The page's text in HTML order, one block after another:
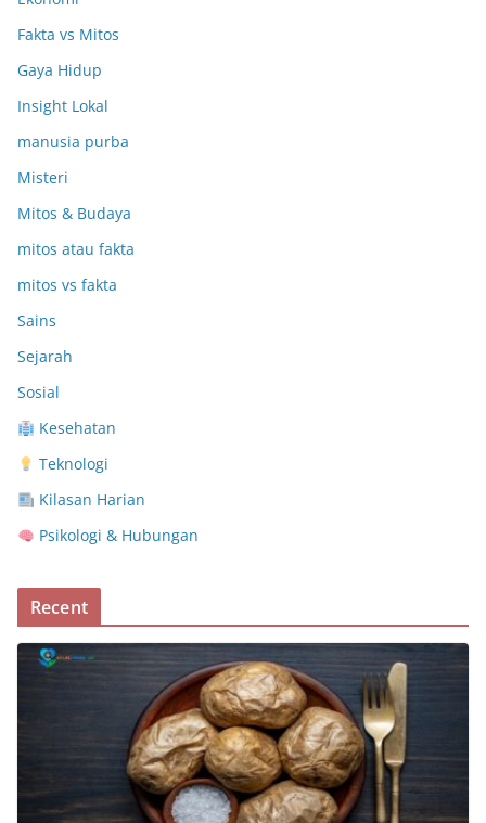
Fakta vs Mitos
Gaya Hidup
Insight Lokal
manusia purba
Misteri
Mitos & Budaya
mitos atau fakta
mitos vs fakta
Sains
Sejarah
Sosial
Kesehatan
Teknologi
Kilasan Harian
Psikologi & Hubungan
Recent